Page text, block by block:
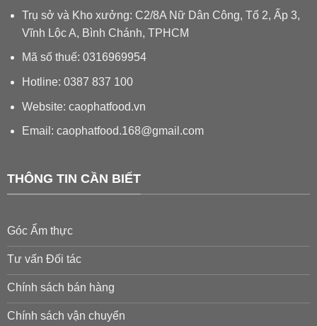
Trụ sở và Kho xưởng: C2/8A Nữ Dân Công, Tổ 2, Ấp 3,
Vĩnh Lộc A, Bình Chánh, TPHCM
Mã số thuế: 0316969954
Hotline: 0387 837 100
Website: caophatfood.vn
Email: caophatfood.168@gmail.com
THÔNG TIN CẦN BIẾT
Góc Ẩm thực
Tư vấn Đối tác
Chính sách bán hàng
Chính sách vận chuyển